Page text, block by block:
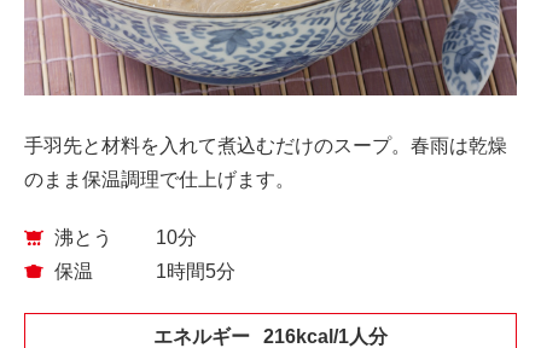
手羽先と材料を入れて煮込むだけのスープ。春雨は乾燥
のまま保温調理で仕上げます。
沸とう
10分
保温
1時間5分
エネルギー 216kcal/1人分